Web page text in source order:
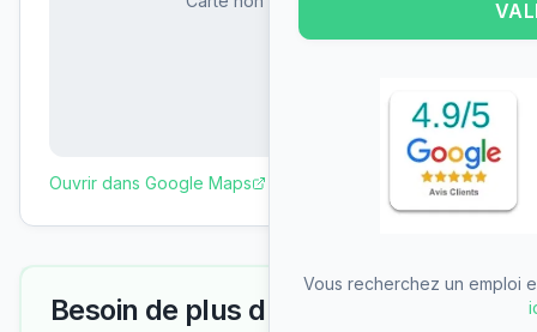
Ouvrir dans Google Maps
Besoin de plus d'informations ?
Vous recherchez un emploi